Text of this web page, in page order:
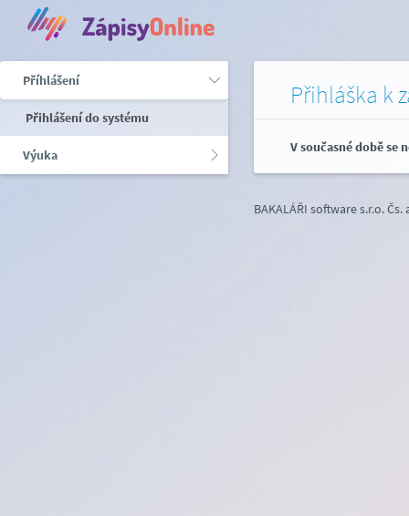
Příhlášení
Přihlášení do systému
Výuka
Přihláška k
V současné době se
BAKALÁŘI software s.r.o.Čs.